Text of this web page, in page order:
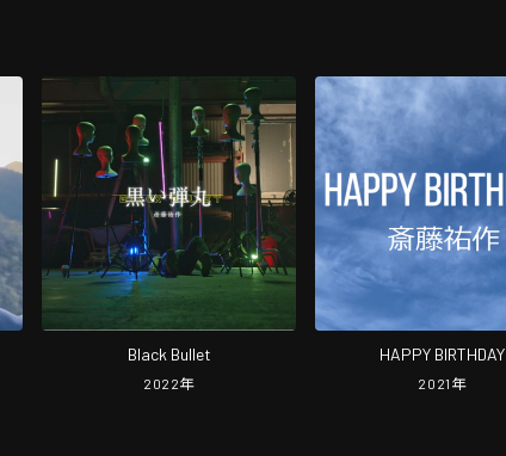
Black Bullet
2022年
HAPPY BIRTHDAY
2021 年